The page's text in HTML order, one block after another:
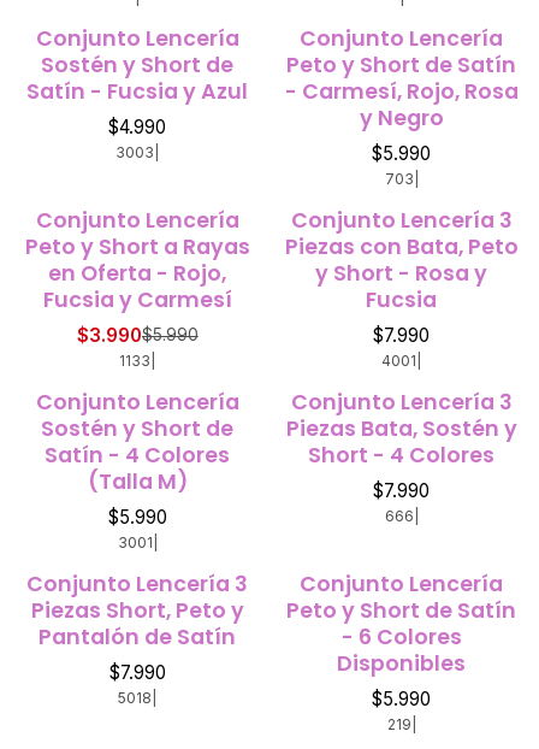
Conjunto Lencería
Sostén y Short de
Satín - Fucsia y Azul
$4.990
3003
Conjunto Lencería
Peto y Short de Satín
- Carmesí, Rojo, Rosa
y Negro
$5.990
703
-33% OFF
Conjunto Lencería
Peto y Short a Rayas
en Oferta - Rojo,
Fucsia y Carmesí
$3.990$5.990
1133
Conjunto Lencería 3
Piezas con Bata, Peto
y Short - Rosa y
Fucsia
$7.990
4001
Conjunto Lencería
Sostén y Short de
Satín - 4 Colores
(Talla M)
$5.990
3001
Conjunto Lencería 3
Piezas Bata, Sostén y
Short - 4 Colores
$7.990
666
Conjunto Lencería 3
Piezas Short, Peto y
Pantalón de Satín
$7.990
5018
Conjunto Lencería
Peto y Short de Satín
- 6 Colores
Disponibles
$5.990
219